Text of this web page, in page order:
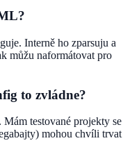
Interně ho zparsuju a
můžu naformátovat pro
to zvládne?
testované projekty se
mohou chvíli trvat